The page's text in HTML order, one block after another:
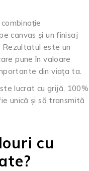
canvas și un finisaj
Rezultatul este un
pune în valoare
din viața ta.
lucrat cu grijă, 100%
unică și să transmită
cu